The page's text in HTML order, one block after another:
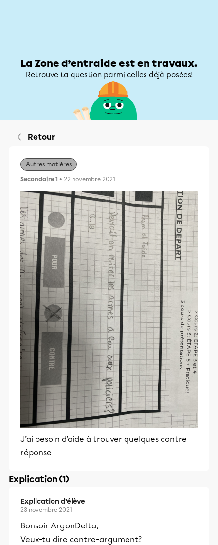
La Zone d’entraide est en travaux.
Retrouve ta question parmi celles déjà posées!
Retour
Autres matières
Secondaire 1 • 22 novembre 2021
J’ai besoin d’aide à trouver quelques contre
réponse
Explication (1)
Explication d’élève
23 novembre 2021
Bonsoir ArgonDelta,
Veux-tu dire contre-argument?